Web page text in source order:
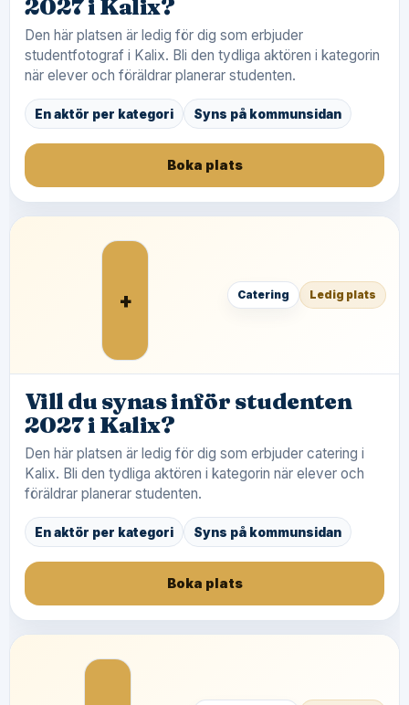
2027 i Kalix?
Den här platsen är ledig för dig som erbjuder
studentfotograf i Kalix. Bli den tydliga aktören i kategorin
när elever och föräldrar planerar studenten.
En aktör per kategori Syns på kommunsidan
Boka plats
+ Catering Ledig plats
Vill du synas inför studenten
2027 i Kalix?
Den här platsen är ledig för dig som erbjuder catering i
Kalix. Bli den tydliga aktören i kategorin när elever och
föräldrar planerar studenten.
En aktör per kategori Syns på kommunsidan
Boka plats